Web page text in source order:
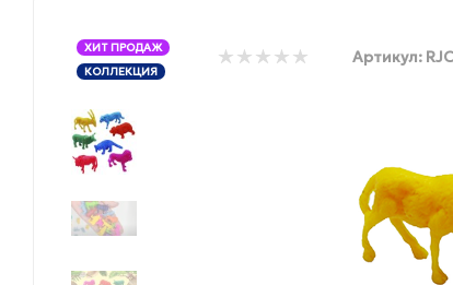
ХИТ ПРОДАЖ
КОЛЛЕКЦИЯ
Артикул: